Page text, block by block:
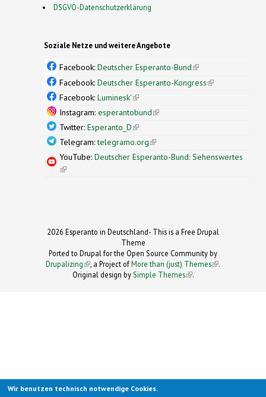
DSGVO-Datenschutzerklärung
Soziale Netze und weitere Angebote
Facebook: Deutscher Esperanto-Bund(link is
external)
Facebook: Deutscher Esperanto-Kongress(link is
Facebook: Luminesk'(link is external)
Instagram: esperantobund(link is external)
Twitter: Esperanto_D(link is external)
Telegram:telegramo.org(link is external)
YouTube: Deutscher Esperanto-Bund: Sehenswertes
(link is external)
2026 Esperanto in Deutschland- This is a Free Drupal
Theme
Ported to Drupal for the Open Source Community by
Drupalizing(link is external)
, a Project ofMore than (just) Themes (link is
.
Original design by Simple Themes
(link is
.
Wir benutzen technisch notwendige Cookies.